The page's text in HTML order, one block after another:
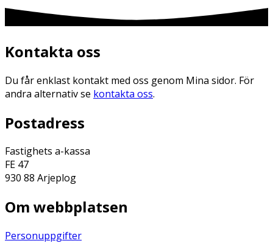
Kontakta oss
Du får enklast kontakt med oss genom Mina sidor. För
andra alternativ se kontakta oss.
Postadress
Fastighets a-kassa
FE 47
930 88 Arjeplog
Om webbplatsen
Personuppgifter